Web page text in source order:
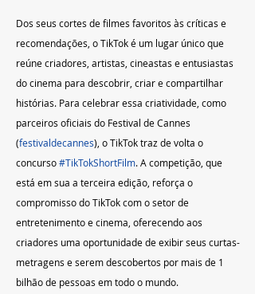
Dos seus cortes de filmes favoritos às críticas e
recomendações, o TikTok é um lugar único que
reúne criadores, artistas, cineastas e entusiastas
do cinema para descobrir, criar e compartilhar
histórias. Para celebrar essa criatividade, como
parceiros oficiais do Festival de Cannes
(festivaldecannes), o TikTok traz de volta o
concurso #TikTokShortFilm. A competição, que
está em sua a terceira edição, reforça o
compromisso do TikTok com o setor de
entretenimento e cinema, oferecendo aos
criadores uma oportunidade de exibir seus curtas-
metragens e serem descobertos por mais de 1
bilhão de pessoas em todo o mundo.